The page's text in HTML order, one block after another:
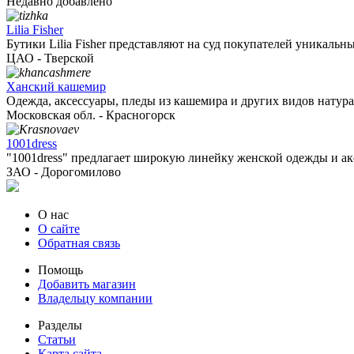
Lilia Fisher
Бутики Lilia Fisher представляют на суд покупателей
ЦАО - Тверской
Ханский кашемир
Одежда, аксессуары, пледы из кашемира и других видов
Московская обл. - Красногорск
1001dress
"1001dress" предлагает широкую линейку женской одежды и
ЗАО - Дорогомилово
О нас
О сайте
Обратная связь
Помощь
Добавить магазин
Владельцу компании
Разделы
Статьи